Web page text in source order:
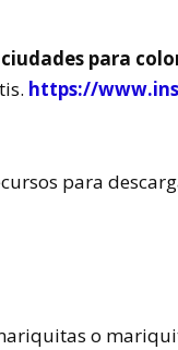
para
https://
para
o